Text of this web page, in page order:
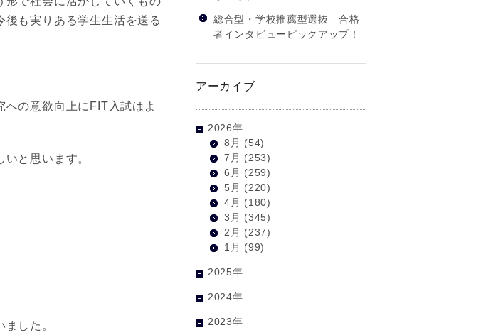
も実りある学生生活を送る
への意欲向上にFIT入試はよ
と思います。
した。
総合型・学校推薦型選抜 合格
者インタビューピックアップ！
アーカイブ
2026年
8月 (54)
7月 (253)
6月 (259)
5月 (220)
4月 (180)
3月 (345)
2月 (237)
1月 (99)
2025年
2024年
2023年